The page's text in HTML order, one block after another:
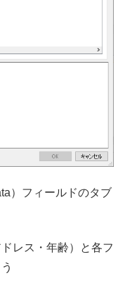
）フィールドのタブ
レス・年齢）と各フ